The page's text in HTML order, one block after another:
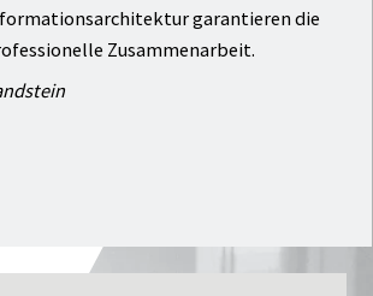
garantieren die
Zusammenarbeit.